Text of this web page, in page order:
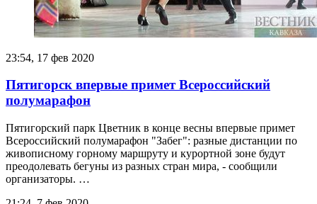
23:54, 17 фев 2020
Пятигорск впервые примет Всероссийский
полумарафон
Пятигорский парк Цветник в конце весны впервые примет
Всероссийский полумарафон "Забег": разные дистанции по
живописному горному маршруту и курортной зоне будут
преодолевать бегуны из разных стран мира, - сообщили
организаторы. …